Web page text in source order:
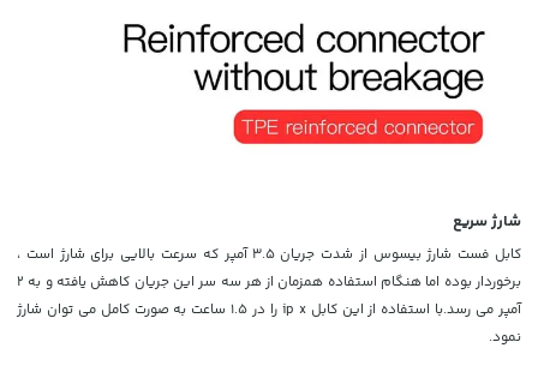
شارژ سریع
کابل فست شارژ بیسوس از شدت جریان
3.5 آمپر که سرعت بالایی برای شارژ است ،
برخوردار بوده اما هنگام استفاده همزمان از هر سه سر این جریان کاهش یافته و به 2
آمپر می رسد.با استفاده از این کابل ip x را در 1.5 ساعت به صورت کامل می توان شارژ
نمود.